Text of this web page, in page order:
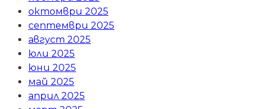
октомври 2025
септември 2025
август 2025
юли 2025
юни 2025
май 2025
април 2025